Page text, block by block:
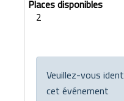
2
Veuillez-vous
cet événement